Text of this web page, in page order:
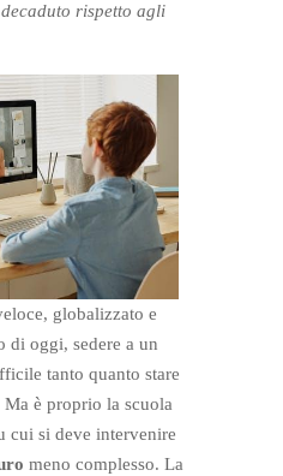
rispetto agli
globalizzato e
di oggi, sedere a un
tanto quanto stare
è proprio la scuola
cui si deve intervenire
meno complesso. La